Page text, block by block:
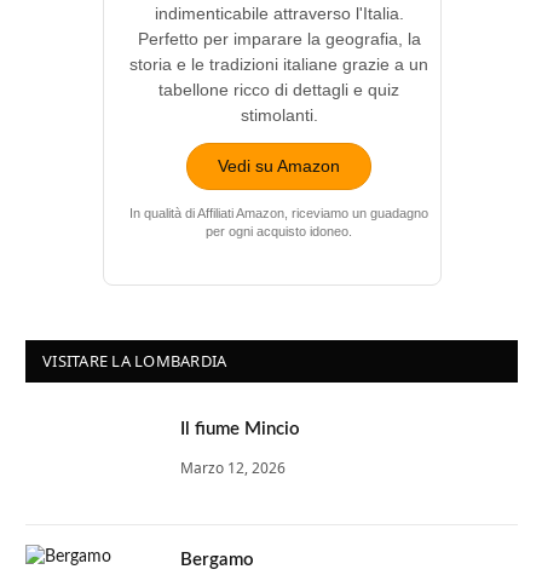
indimenticabile attraverso l'Italia.
Perfetto per imparare la geografia, la
storia e le tradizioni italiane grazie a un
tabellone ricco di dettagli e quiz
stimolanti.
Vedi su Amazon
In qualità di Affiliati Amazon, riceviamo un guadagno
per ogni acquisto idoneo.
VISITARE LA LOMBARDIA
Il fiume Mincio
Marzo 12, 2026
Bergamo